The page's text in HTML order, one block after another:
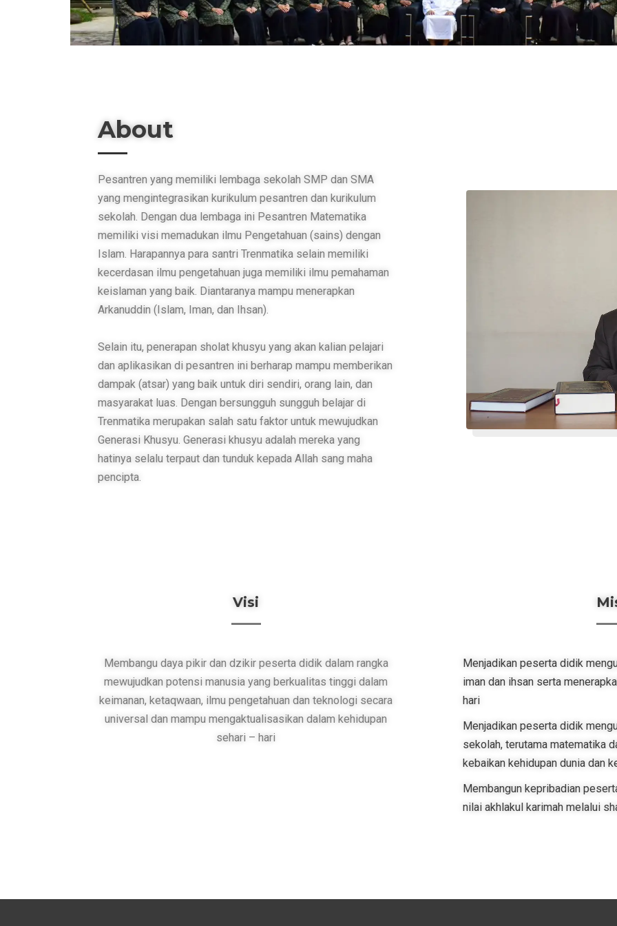
About
Pesantren yang memiliki lembaga sekolah SMP dan SMA
yang mengintegrasikan kurikulum pesantren dan kurikulum
sekolah. Dengan dua lembaga ini Pesantren Matematika
memiliki visi memadukan ilmu Pengetahuan (sains) dengan
Islam. Harapannya para santri Trenmatika selain memiliki
kecerdasan ilmu pengetahuan juga memiliki ilmu pemahaman
keislaman yang baik. Diantaranya mampu menerapkan
Arkanuddin (Islam, Iman, dan Ihsan).
Selain itu, penerapan sholat khusyu yang akan kalian pelajari
dan aplikasikan di pesantren ini berharap mampu memberikan
dampak (atsar) yang baik untuk diri sendiri, orang lain, dan
masyarakat luas. Dengan bersungguh sungguh belajar di
Trenmatika merupakan salah satu faktor untuk mewujudkan
Generasi Khusyu. Generasi khusyu adalah mereka yang
hatinya selalu terpaut dan tunduk kepada Allah sang maha
pencipta.
Visi
Membangu daya pikir dan dzikir peserta didik dalam rangka
mewujudkan potensi manusia yang berkualitas tinggi dalam
keimanan, ketaqwaan, ilmu pengetahuan dan teknologi secara
universal dan mampu mengaktualisasikan dalam kehidupan
sehari – hari
Menjadikan peserta didik
iman dan ihsan serta
hari
Menjadikan peserta didik
sekolah, terutama matematika
kebaikan kehidupan dunia dan
Membangun kepribadian
nilai akhlakul karimah melalui